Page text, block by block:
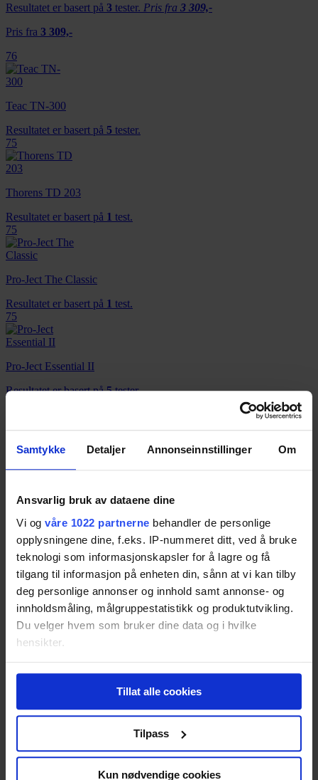
Samtykke Detaljer Annonseinnstillinger Om
Ansvarlig bruk av dataene dine
Vi og våre 1022 partnerne behandler de personlige
opplysningene dine, f.eks. IP-nummeret ditt, ved å bruke
teknologi som informasjonskapsler for å lagre og få
tilgang til informasjon på enheten din, sånn at vi kan tilby
deg personlige annonser og innhold samt annonse- og
innholdsmåling, målgruppestatistikk og produktutvikling.
Du velger hvem som bruker dine data og i hvilke
hensikter.
Hvis du gir oss lov, vil vi også gjerne:
Innhente informasjon om den geografiske
beliggenheten din, som kan være nøyaktig innenfor
Identifisere enheten din ved å aktivt skanne den
Tillat alle cookies
Tilpass
Kun nødvendige cookies
Resultatet er basert på 3 tester. Pris fra 3 309,-
Pris fra 3 309,-
76
Teac TN-300
Resultatet er basert på 5 tester.
75
Thorens TD 203
Resultatet er basert på 1 test.
75
Pro-Ject The Classic
Resultatet er basert på 1 test.
75
Pro-Ject Essential II
Resultatet er basert på5tester.
73
Pioneer PL-30-K
Resultatet er basert på2tester.
Lenco L-3808
test.Pris fra3 152,-
72